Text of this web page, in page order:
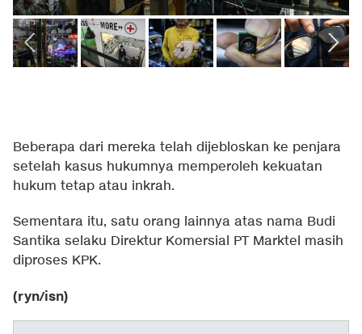
Beberapa dari mereka telah dijebloskan ke penjara
setelah kasus hukumnya memperoleh kekuatan
hukum tetap atau inkrah.
Sementara itu, satu orang lainnya atas nama Budi
Santika selaku Direktur Komersial PT Marktel masih
diproses KPK.
(ryn/isn)